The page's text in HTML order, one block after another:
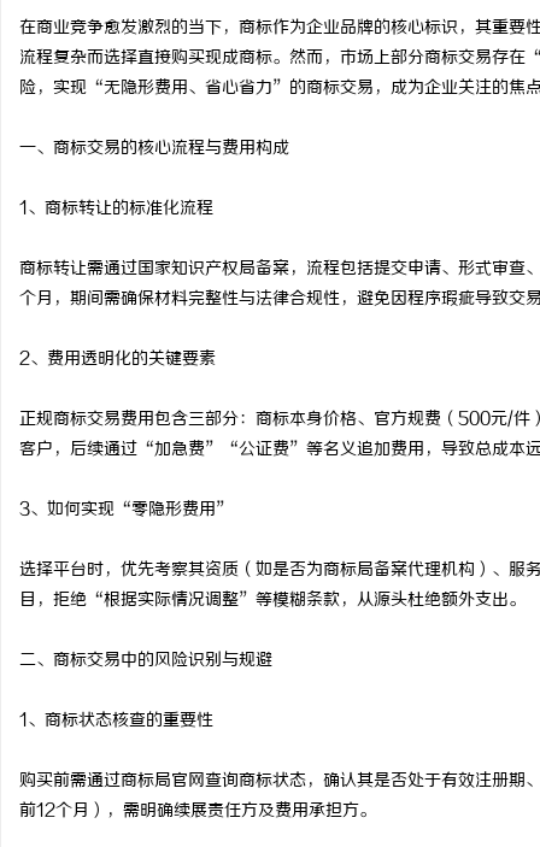
在商业竞争愈发激烈的当下，商标作为企业品牌的核心标识，其重
流程复杂而选择直接购买现成商标。然而，市场上部分商标交易存
险，实现“无隐形费用、省心省力”的商标交易，成为企业关注的焦
一、商标交易的核心流程与费用构成
1、商标转让的标准化流程
商标转让需通过国家知识产权局备案，流程包括提交申请、形式审
个月，期间需确保材料完整性与法律合规性，避免因程序瑕疵导致交
2、费用透明化的关键要素
正规商标交易费用包含三部分：商标本身价格、官方规费（500元/
客户，后续通过“加急费”“公证费”等名义追加费用，导致总成本
3、如何实现“零隐形费用”
选择平台时，优先考察其资质（如是否为商标局备案代理机构）、
目，拒绝“根据实际情况调整”等模糊条款，从源头杜绝额外支出。
二、商标交易中的风险识别与规避
1、商标状态核查的重要性
购买前需通过商标局官网查询商标状态，确认其是否处于有效注册
前12个月），需明确续展责任方及费用承担方。